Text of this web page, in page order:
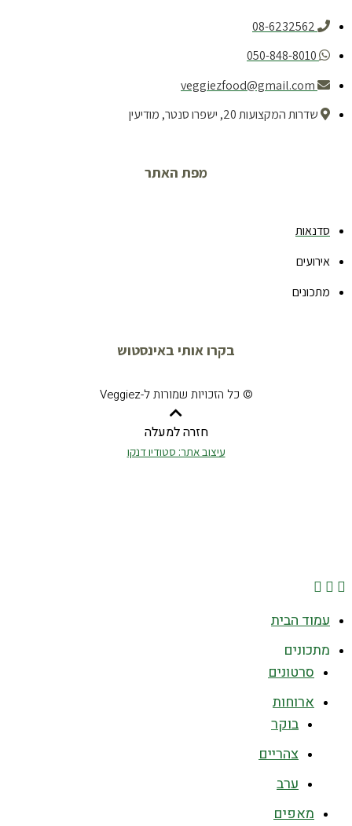
08-6232562
050-848-8010
veggiezfood@gmail.com
שדרות המקצועות 20, ישפרו סנטר, מודיעין
מפת האתר
סדנאות
אירועים
מתכונים
בקרו אותי באינסטוש
© כל הזכויות שמורות ל-Veggiez
חזרה למעלה
עיצוב אתר: סטודיו דנקו
עמוד הבית
מתכונים
סרטונים
ארוחות
בוקר
צהריים
ערב
מאפים